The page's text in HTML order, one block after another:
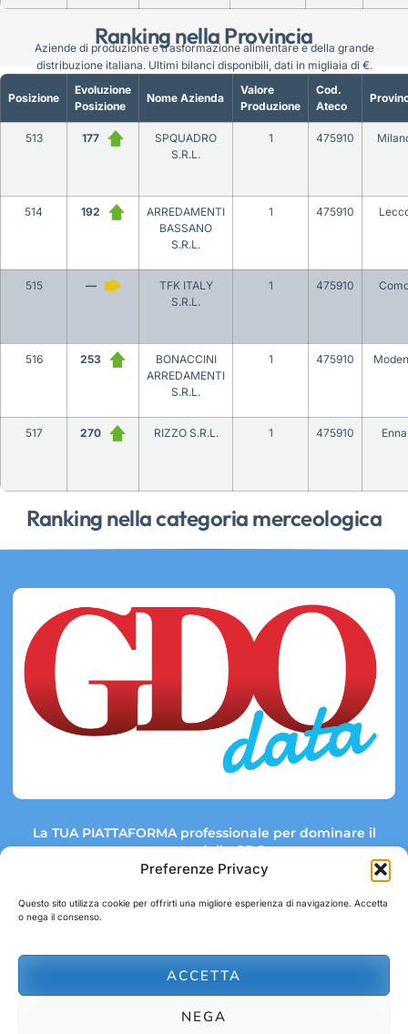
Preferenze Privacy
Questo sito utilizza cookie per offrirti una migliore esperienza di navigazione. Accetta
o nega il consenso.
ACCETTA
NEGA
Ranking nella Provincia
Ranking nella categoria merceologica
Posizione
Evoluzione
Posizione
Nome Azienda
Valore
Produzione
Cod.
Ateco
513 177
SPQUADRO
S.R.L.
1 475910
514 192
ARREDAMENTI
BASSANO
S.R.L.
1 475910
515 —
TFK ITALY
S.R.L.
1 475910
516 253
BONACCINI
ARREDAMENTI
S.R.L.
1 475910
517 270 RIZZO S.R.L. 1 475910 Enna
Aziende di produzione e trasformazione alimentare e della grande
distribuzione italiana. Ultimi bilanci disponibili, dati in migliaia di €.
La TUA PIATTAFORMA professionale per dominare il
mercato della GDO.
Link rapidi:
abbonamenti@gdodata.it